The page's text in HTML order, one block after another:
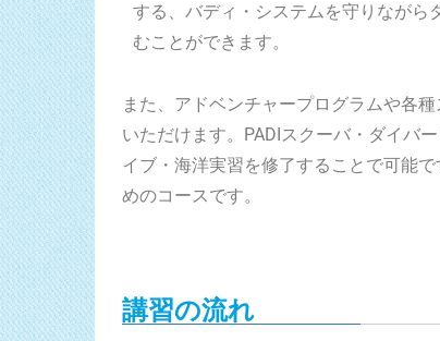
する、バディ・システムを守りながら
むことができます。
また、アドベンチャープログラムや各
いただけます。PADIスクーバ・ダイバ
イブ・海洋実習を修了することで可能
めのコースです。
講習の流れ